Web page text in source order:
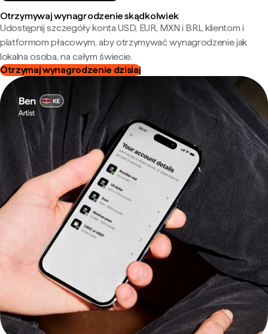
Otrzymywaj wynagrodzenie skądkolwiek
Udostępnij szczegóły konta USD, EUR, MXN i BRL klientom i
platformom płacowym, aby otrzymywać wynagrodzenie jak
lokalna osoba, na całym świecie.
Otrzymaj wynagrodzenie dzisiaj